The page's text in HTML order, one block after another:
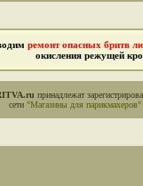
ремонт опасных бритв
окисления режущей
принадлежат
сети "Магазины для парикмахеров"